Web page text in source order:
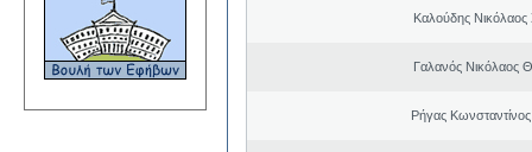
Καλούδης Νικόλαος
Γαλανός Νικόλαος
Ρήγας